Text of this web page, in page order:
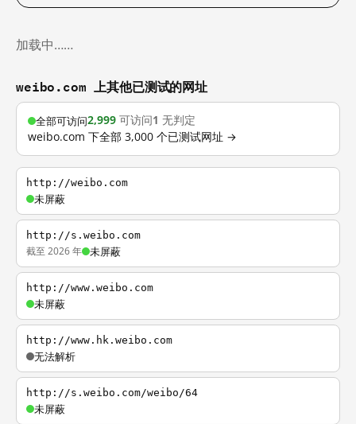
加载中……
weibo.com 上其他已测试的网址
全部可访问2,999 可访问1 无判定
weibo.com 下全部 3,000 个已测试网址 →
http://weibo.com
未屏蔽
http://s.weibo.com
截至 2026 年 未屏蔽
http://www.weibo.com
未屏蔽
http://www.hk.weibo.com
无法解析
http://s.weibo.com/weibo/64
未屏蔽